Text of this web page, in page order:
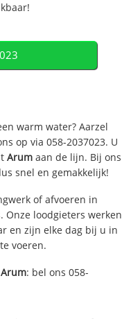
warm water? Aarzel
op via 058-2037023. U
Arum aan de lijn. Bij ons
snel en gemakkelijk!
of afvoeren in
Onze loodgieters werken
en zijn elke dag bij u in
voeren.
Arum: bel ons 058-